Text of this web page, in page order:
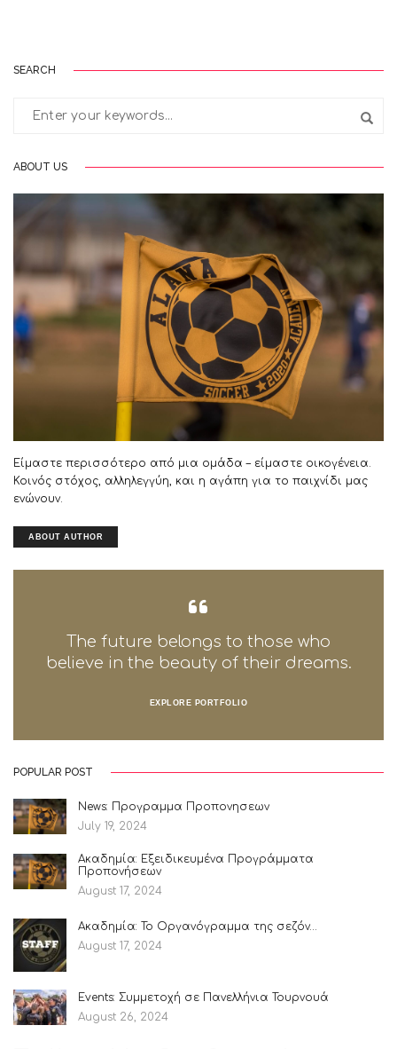
SEARCH
ABOUT US
Είμαστε περισσότερο από μια ομάδα – είμαστε οικογένεια.
Κοινός στόχος, αλληλεγγύη, και η αγάπη για το παιχνίδι μας
ενώνουν.
ABOUT AUTHOR
The future belongs to those who
believe in the beauty of their dreams.
EXPLORE PORTFOLIO
POPULAR POST
News: Προγραμμα Προπονησεων
July 19, 2024
Ακαδημία: Εξειδικευμένα Προγράμματα
Προπονήσεων
August 17, 2024
Ακαδημία: Το Οργανόγραμμα της σεζόν…
August 17, 2024
Events: Συμμετοχή σε Πανελλήνια Τουρνουά
August 26, 2024